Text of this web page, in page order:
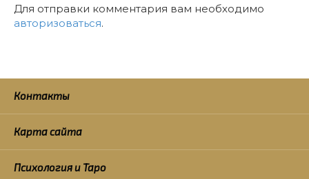
Для отправки комментария вам необходимо
авторизоваться.
Контакты
Карта сайта
Психология и Таро